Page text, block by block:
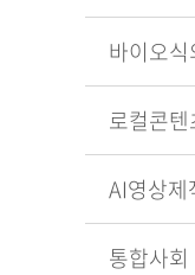
바이오
로컬콘
AI영상제
통합사회